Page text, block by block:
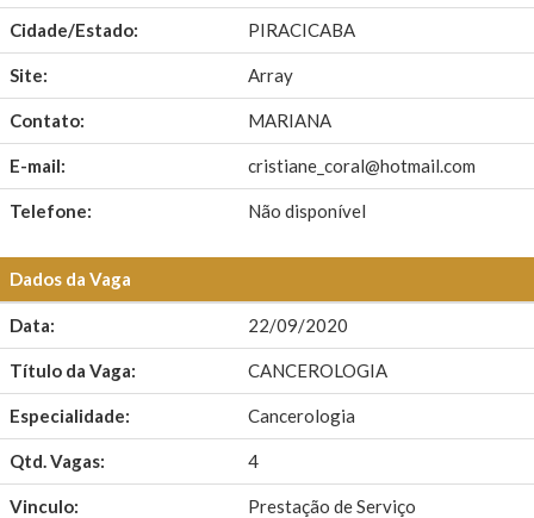
Cidade/Estado: PIRACICABA
Site: Array
Contato: MARIANA
E-mail: cristiane_coral@hotmail.com
Telefone: Não disponível
Dados da Vaga
Data: 22/09/2020
Título da Vaga: CANCEROLOGIA
Especialidade: Cancerologia
Qtd. Vagas: 4
Vinculo: Prestação de Serviço